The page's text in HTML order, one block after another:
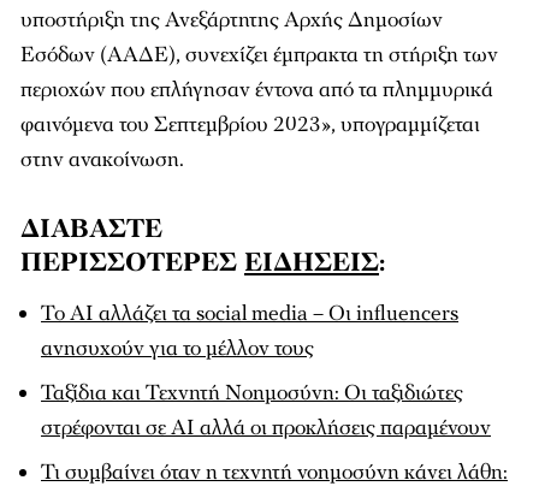
υποστήριξη της Ανεξάρτητης Αρχής Δημοσίων
Εσόδων (ΑΑΔΕ), συνεχίζει έμπρακτα τη στήριξη των
περιοχών που επλήγησαν έντονα από τα πλημμυρικά
φαινόμενα του Σεπτεμβρίου 2023», υπογραμμίζεται
στην ανακοίνωση.
ΔΙΑΒΑΣΤΕ
ΠΕΡΙΣΣΟΤΕΡΕΣ ΕΙΔΗΣΕΙΣ:
Το AI αλλάζει τα social media – Οι influencers
ανησυχούν για το μέλλον τους
Ταξίδια και Τεχνητή Νοημοσύνη: Οι ταξιδιώτες
στρέφονται σε AI αλλά οι προκλήσεις παραμένουν
Τι συμβαίνει όταν η τεχνητή νοημοσύνη κάνει λάθη: